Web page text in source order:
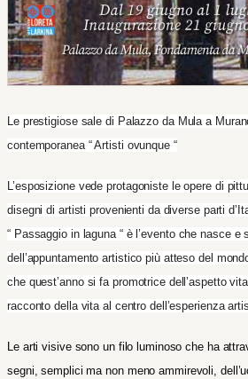
Le prestigiose sale di Palazzo da Mula a
contemporanea “Artisti ovunque “
L’esposizione vede protagoniste le opere di
disegni di artisti provenienti da diverse parti
“ Passaggio in laguna “ è l’evento che nasce
dell’appuntamento artistico più atteso del
che quest’anno si fa promotrice dell’aspetto
racconto della vita al centro dell’esperienza
Le arti visive sono un filo luminoso che ha
segni, semplici ma non meno ammirevoli,